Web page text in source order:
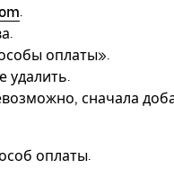
.
оплаты».
удалить.
сначала
оплаты.